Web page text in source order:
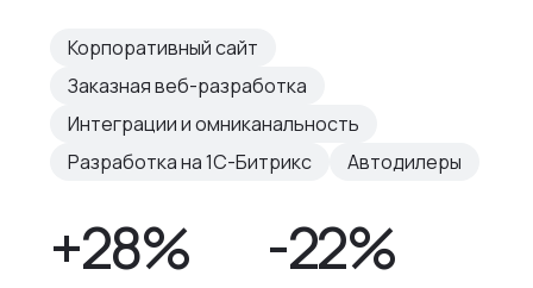
Корпоративный сайт
Заказная веб-разработка
Интеграции и омниканальность
Разработка на 1С-Битрикс
Автодилеры
+28% -22%